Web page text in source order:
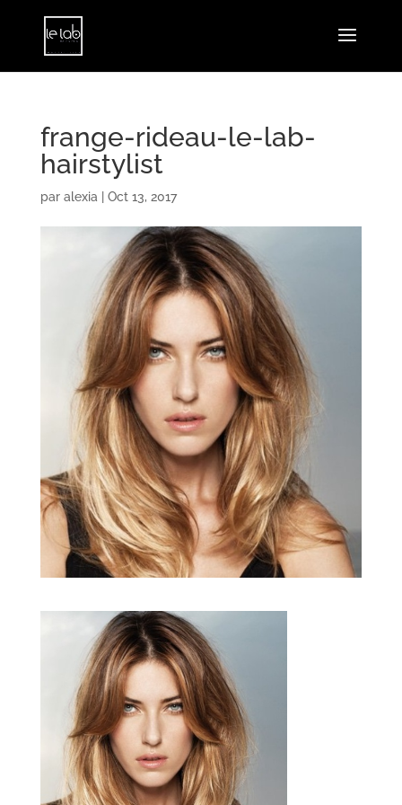
frange-rideau-le-lab-
hairstylist
par alexia Oct 13, 2017